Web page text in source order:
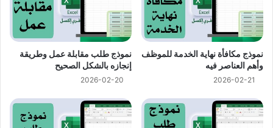
نموذج مكافأة نهاية الخدمة للموظف
وأهم العناصر فيه
2026-02-21
نموذج طلب مقابلة عمل وطريقة
إنجازه بالشكل الصحيح
2026-02-20